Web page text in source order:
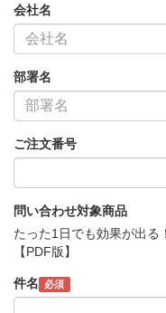
会社名
部署名
ご注文番号
問い合わせ対象商品
たった1日でも効果が出る
【PDF版】
件名 必須